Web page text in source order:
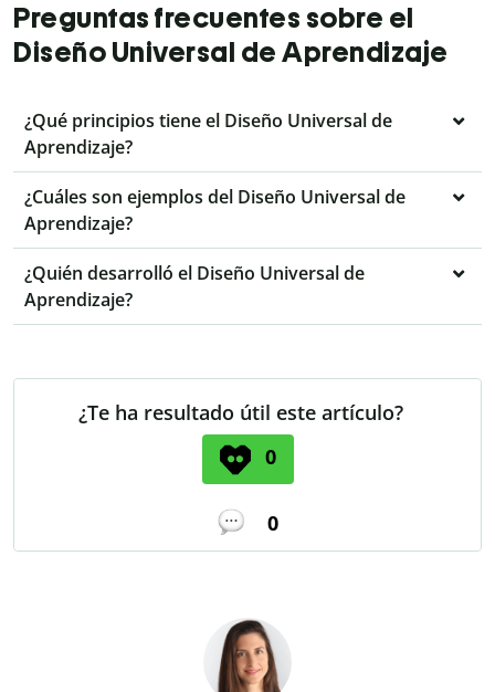
Preguntas frecuentes sobre el
Diseño Universal de Aprendizaje
¿Qué principios tiene el Diseño Universal de
Aprendizaje?
¿Cuáles son ejemplos del Diseño Universal de
Aprendizaje?
¿Quién desarrolló el Diseño Universal de
Aprendizaje?
¿Te ha resultado útil este artículo?
0
0